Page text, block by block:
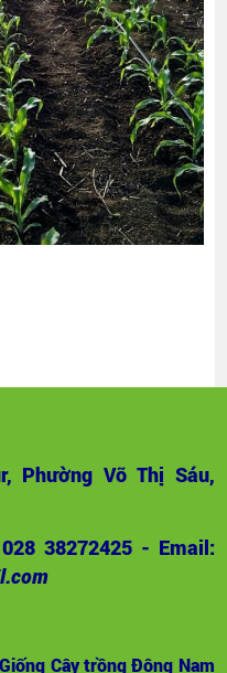
Phường Võ Thị Sáu,
38272425 - Email:
Cây trồng Đông Nam